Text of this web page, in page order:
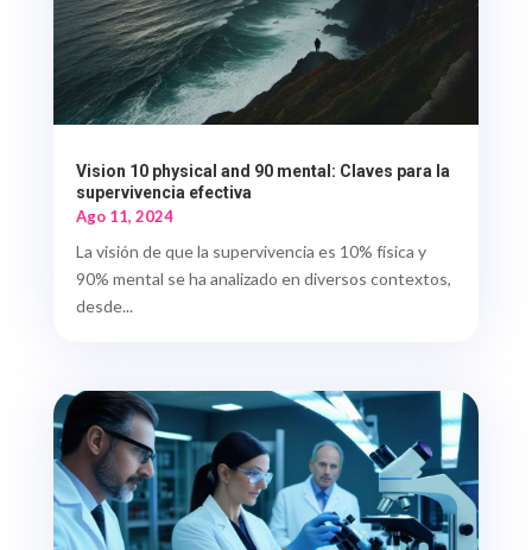
Vision 10 physical and 90 mental: Claves para la
supervivencia efectiva
Ago 11, 2024
La visión de que la supervivencia es 10% física y
90% mental se ha analizado en diversos contextos,
desde...